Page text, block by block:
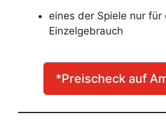
eines der Spiele nur für
Einzelgebrauch
*Preischeck auf